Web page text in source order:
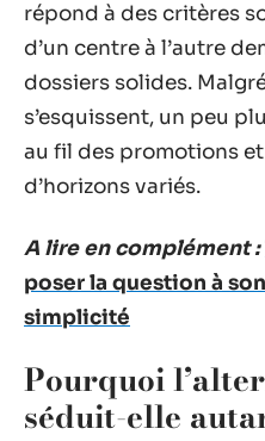
répond à des critères
d’un centre à l’autre
dossiers solides.
s’esquissent, un peu
au fil des promotions
d’horizons variés.
A lire en complément :
poser la question à
simplicité
Pourquoi
séduit-elle